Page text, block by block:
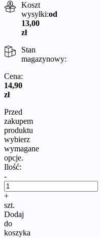
Koszt
wysyłki:od
13,00
zł
Stan
magazynowy:
Cena:
14,90
zł
Przed
zakupem
produktu
wybierz
wymagane
opcje.
Ilość:
-
+
szt.
Dodaj
do
koszyka